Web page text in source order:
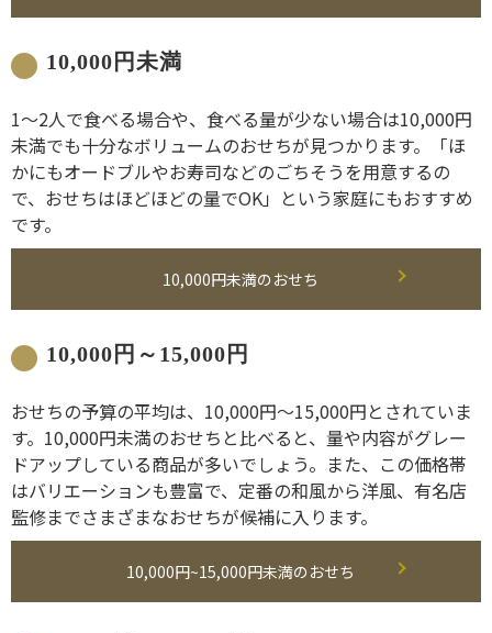
10,000円未満
1～2人で食べる場合や、食べる量が少ない場合は10,000円
未満でも十分なボリュームのおせちが見つかります。「ほ
かにもオードブルやお寿司などのごちそうを用意するの
で、おせちはほどほどの量でOK」という家庭にもおすすめ
です。
10,000円未満のおせち
10,000円～15,000円
おせちの予算の平均は、10,000円～15,000円とされていま
す。10,000円未満のおせちと比べると、量や内容がグレー
ドアップしている商品が多いでしょう。また、この価格帯
はバリエーションも豊富で、定番の和風から洋風、有名店
監修までさまざまなおせちが候補に入ります。
10,000円~15,000円未満のおせち